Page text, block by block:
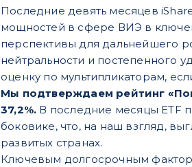
Последние девять месяцев
мощностей в сфере ВИЭ в
перспективы для дальнейшего
нейтральности и постепенного
оценку по мультипликаторам,
Мы подтверждаем рейтинг
37,2%. В последние месяцы ETF
боковике, что, на наш взгляд,
развитых странах.
Ключевым долгосрочным